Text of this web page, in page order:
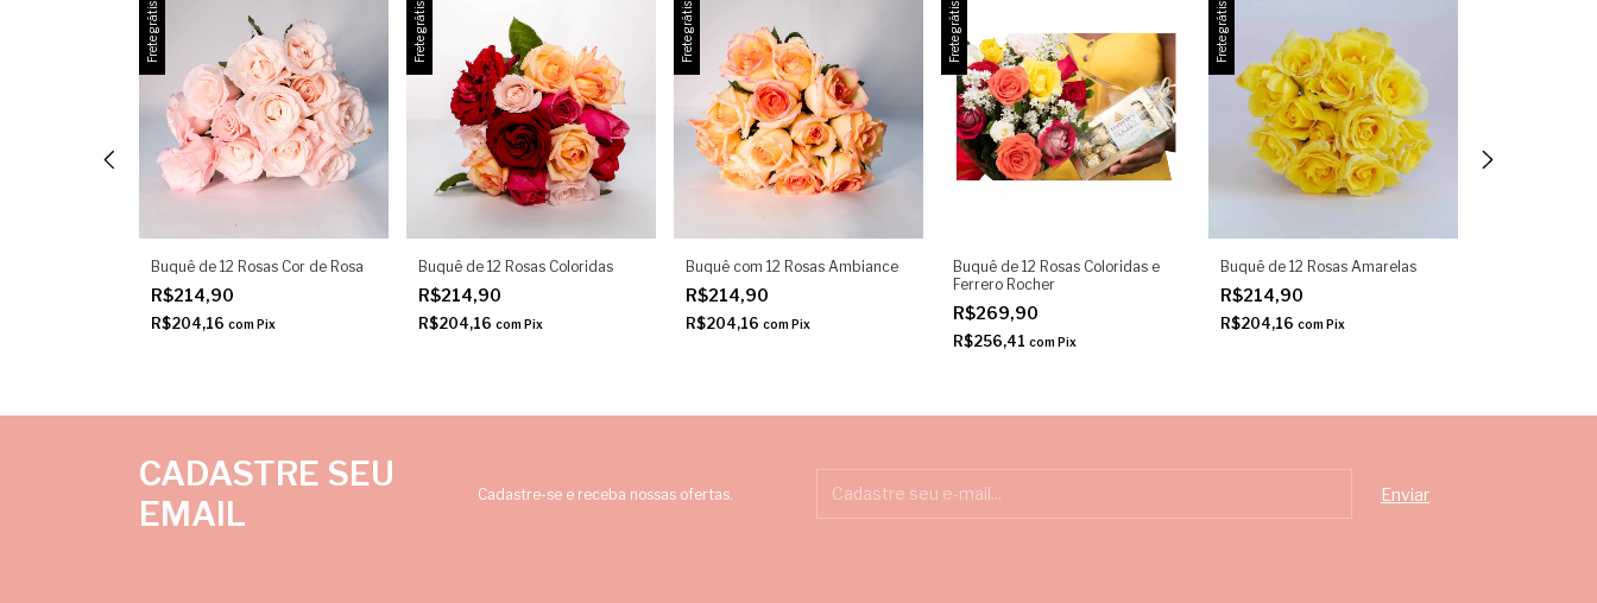
Frete grátis
Buquê de 12 Rosas Cor de Rosa
R$214,90
R$204,16 com Pix
Frete grátis
Buquê de 12 Rosas Coloridas
R$214,90
R$204,16 com Pix
Frete grátis
Buquê com 12 Rosas Ambiance
R$214,90
R$204,16 com Pix
Frete grátis
Buquê de 12 Rosas Coloridas e
Ferrero Rocher
R$269,90
R$256,41 com Pix
Frete grátis
Buquê de 12 Rosas Amarelas
R$214,90
R$204,16 com Pix
CADASTRE SEU
EMAIL
Cadastre-se e receba nossas ofertas.